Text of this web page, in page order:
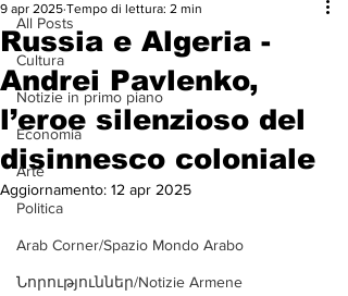
All Posts
Cultura
Notizie in primo piano
Economia
Arte
Politica
Arab Corner/Spazio Mondo Arabo
Նորություններ/Notizie Armene
Russia e Algeria -
Andrei Pavlenko,
l’eroe silenzioso del
disinnesco coloniale
9 apr 2025 Tempo di lettura: 2 min
Aggiornamento: 12 apr 2025